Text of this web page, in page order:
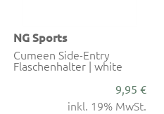
NG Sports
Cumeen Side-Entry
Flaschenhalter | white
9,95 €
inkl. 19% MwSt.